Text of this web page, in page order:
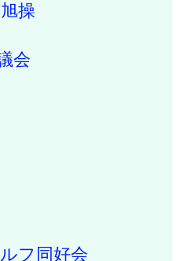
操
会
フ同好会